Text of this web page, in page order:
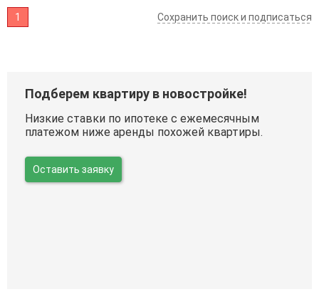
1 Сохранить поиск и подписаться
Подберем квартиру в новостройке!
Низкие ставки по ипотеке с ежемесячным
платежом ниже аренды похожей квартиры.
Оставить заявку